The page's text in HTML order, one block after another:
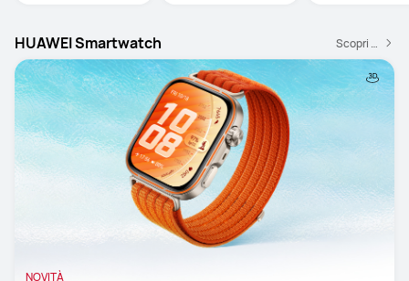
HUAWEI Smartwatch Scopri di più
NOVITÀ